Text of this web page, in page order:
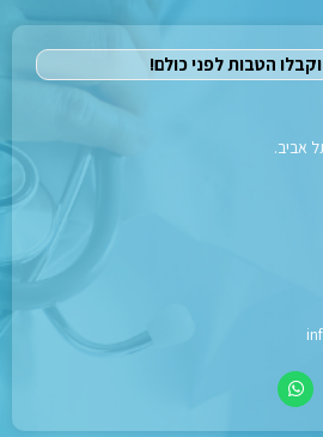
הטבות לפני כולם!